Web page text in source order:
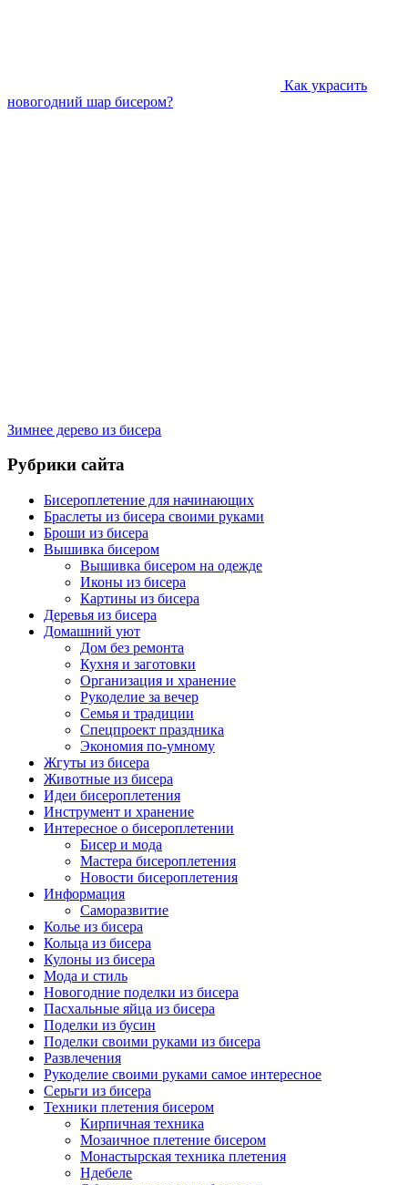
Как украсить
новогодний шар бисером?
Зимнее дерево из бисера
Рубрики сайта
Бисероплетение для начинающих
Браслеты из бисера своими руками
Броши из бисера
Вышивка бисером
Вышивка бисером на одежде
Иконы из бисера
Картины из бисера
Деревья из бисера
Домашний уют
Дом без ремонта
Кухня и заготовки
Организация и хранение
Рукоделие за вечер
Семья и традиции
Спецпроект праздника
Экономия по-умному
Жгуты из бисера
Животные из бисера
Идеи бисероплетения
Инструмент и хранение
Интересное о бисероплетении
Бисер и мода
Мастера бисероплетения
Новости бисероплетения
Информация
Саморазвитие
Колье из бисера
Кольца из бисера
Кулоны из бисера
Мода и стиль
Новогодние поделки из бисера
Пасхальные яйца из бисера
Поделки из бусин
Поделки своими руками из бисера
Развлечения
Рукоделие своими руками самое интересное
Серьги из бисера
Техники плетения бисером
Кирпичная техника
Мозаичное плетение бисером
Монастырская техника плетения
Ндебеле